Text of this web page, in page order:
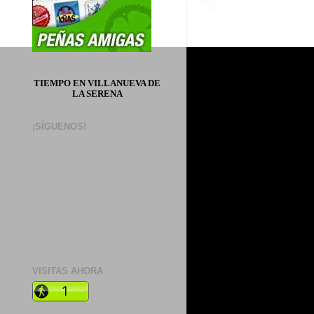
TIEMPO EN VILLANUEVA DE
LA SERENA
¡SÍGUENOS!
VISITAS AHORA